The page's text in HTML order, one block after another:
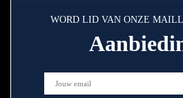
WORD LID VAN ONZE